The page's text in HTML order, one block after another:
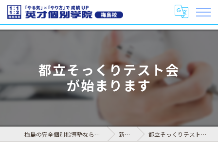
都立そっくりテスト会
が始まります
梅島の完全個別指導塾なら英才個別学院 梅島校 新着情報 都立そっくりテスト会が始まります